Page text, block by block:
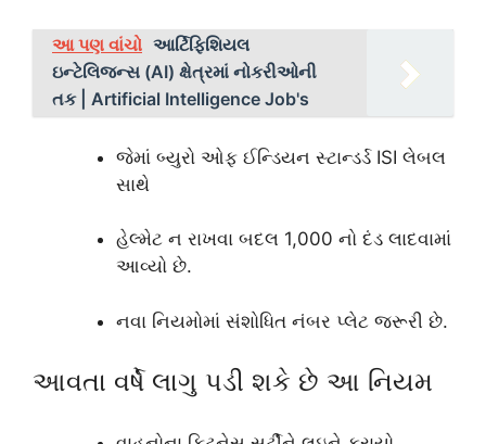
આ પણ વાંચો આર્ટિફિશિયલ
ઇન્ટેલિજન્સ (AI) ક્ષેત્રમાં નોકરીઓની
તક | Artificial Intelligence Job's
જેમાં બ્યુરો ઓફ ઈન્ડિયન સ્ટાન્ડર્ડ ISI લેબલ
સાથે
હેલ્મેટ ન રાખવા બદલ 1,000 નો દંડ લાદવામાં
આવ્યો છે.
નવા નિયમોમાં સંશોધિત નંબર પ્લેટ જરૂરી છે.
આવતા વર્ષે લાગુ પડી શકે છે આ નિયમ